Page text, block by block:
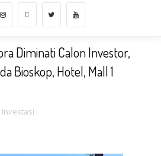
Diminati Calon Investor,
Bioskop, Hotel, Mall 1
Investasi